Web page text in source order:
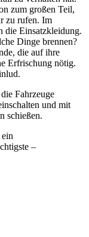
zum großen Teil,
zu rufen. Im
die Einsatzkleidung.
Dinge brennen?
die auf ihre
Erfrischung nötig.
Fahrzeuge
und mit
schießen.
–